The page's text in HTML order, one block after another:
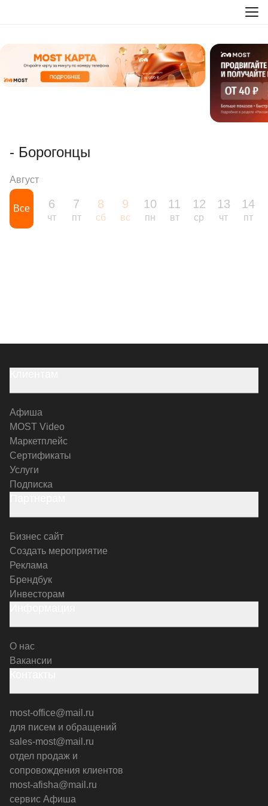
- Борогонцы
Все
Август
6
чт
7
пт
8
сб
9
вс
10
пн
11
вт
12
ср
13
чт
14
пт
Афиша
MOST Video
Маркетплейс
Сертификаты
Услуги
Подписка
Бизнес сайт
Создать мероприятие
Реклама
Брендбук
Инвесторам
О нас
Вакансии
most-office@mail.ru
для писем и обращений
sales-most@mail.ru
отдел продаж и
сопровождения клиентов
most-afisha@mail.ru
сервис Афиша